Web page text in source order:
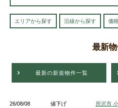
エリアから探す 沿線から探す 価
最新
最新の新規物件一覧
26/08/08 値下げ 所沢市